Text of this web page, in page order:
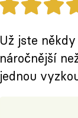
Už jste
náročnější
jednou